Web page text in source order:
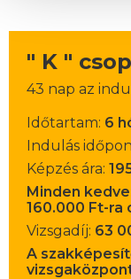
" K "
43 nap az
Időtartam: 6
Indulás
Képzés ára:
Minden
160.000 Ft-ra
Vizsgadíj: 63
A